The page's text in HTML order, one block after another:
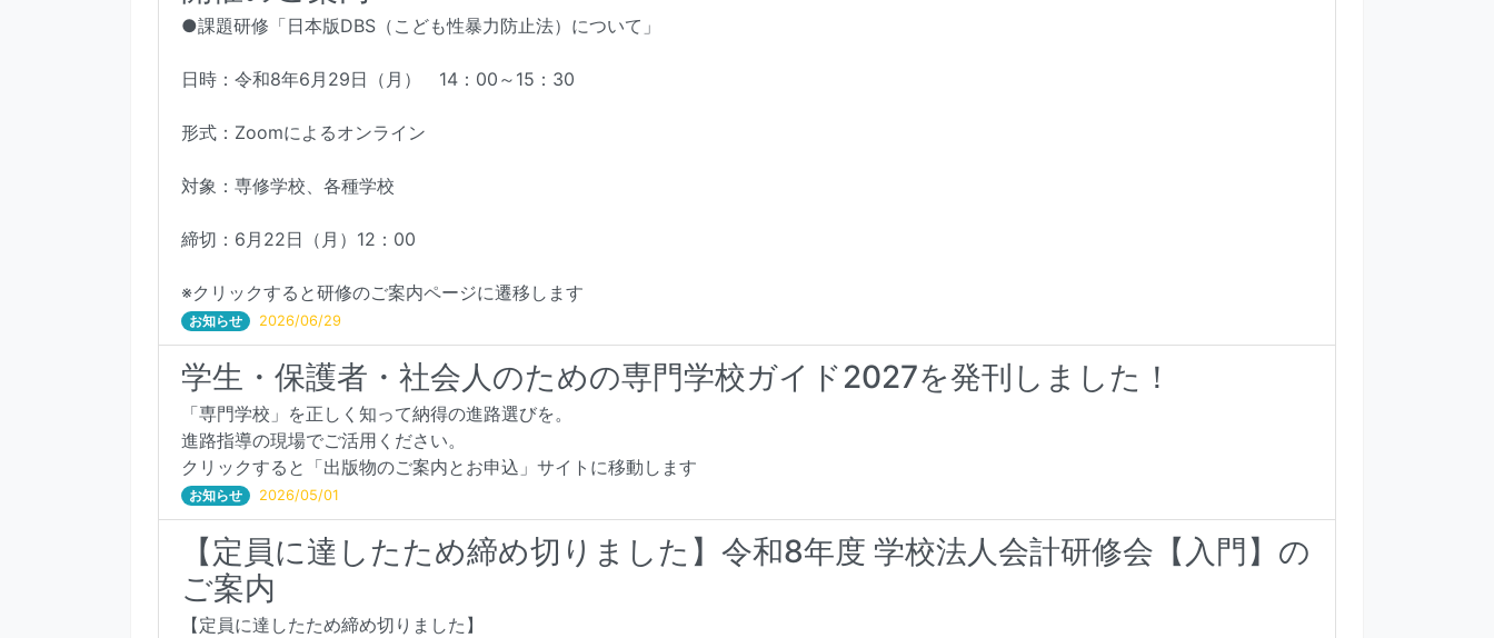
●課題研修「日本版DBS（こども性暴力防止法）について」
日時：令和8年6月29日（月） 14：00～15：30
形式：Zoomによるオンライン
対象：専修学校、各種学校
締切：6月22日（月）12：00
※クリックすると研修のご案内ページに遷移します
お知らせ 2026/06/29
学生・保護者・社会人のための専門学校ガイド2027を発刊しました！
「専門学校」を正しく知って納得の進路選びを。
進路指導の現場でご活用ください。
クリックすると「出版物のご案内とお申込」サイトに移動します
お知らせ 2026/05/01
【定員に達したため締め切りました】令和8年度 学校法人会計研修会【入門】の
ご案内
【定員に達したため締め切りました】